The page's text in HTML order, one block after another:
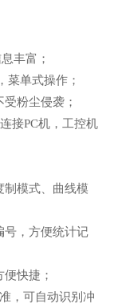
丰富；
菜单式操作；
粉尘侵袭；
接PC机，工控机
制模式、曲线模
号，方便统计记
快捷；
，可自动识别冲